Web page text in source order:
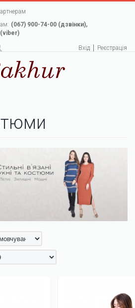
(067) 900-74-00 (дзвінки),
Вхід Реєстрація